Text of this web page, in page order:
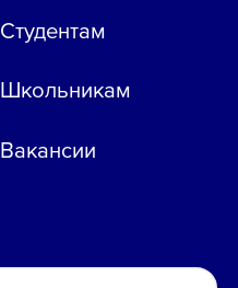
Студентам
Школьникам
Вакансии